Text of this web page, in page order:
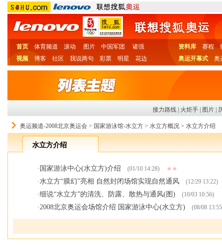
首页 体育频道 滚动 图片 中国军团
诸强
视频
博客 社区 我说两句 彩票 明星 花边
资料库 赛程
奥运开幕式
奥
接力路线 火炬手 图片
奥运频道-2008北京奥运会 > 国家游泳馆-水立方 > 水立方概况 > 水立方介绍
水立方介绍
· 国家游泳中心(水立方)介绍 (01/10 14:28) ★★
·水立方“膜幻”亮相 自然封闭场馆实现自然通风 (12/29 13:22)
·细说“水立方”的清洗、防露、散热与通风(图) (10/03 10:56)
·2008北京奥运会场馆介绍 国家游泳中心(水立方) (08/08